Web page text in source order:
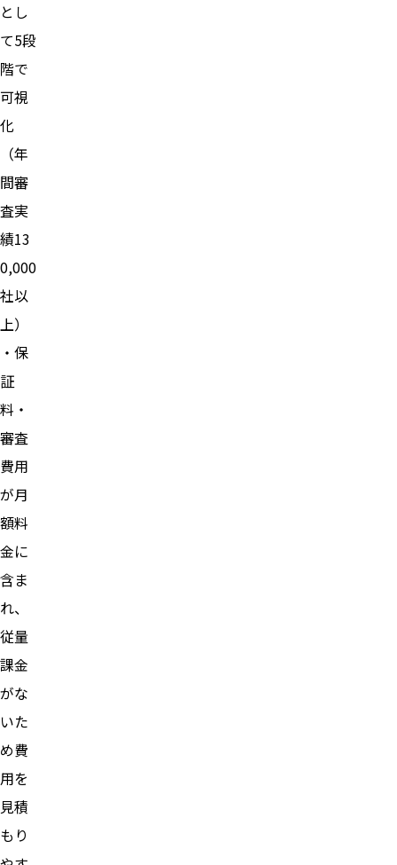
とし
て5段
階で
可視
化
（年
間審
査実
績13
0,000
社以
上）
・保
証
料・
審査
費用
が月
額料
金に
含ま
れ、
従量
課金
がな
いた
め費
用を
見積
もり